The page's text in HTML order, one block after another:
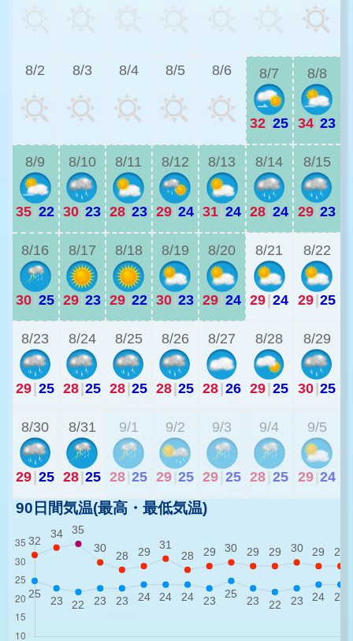
8/2 8/3 8/4 8/5 8/6 8/7
32|25
8/8
34|23
8/9
35|22
8/10
30|23
8/11
28|23
8/12
29|24
8/13
31|24
8/14
28|24
8/15
29|23
8/16
30|25
8/17
29|23
8/18
29|22
8/19
30|23
8/20
29|24
8/21
29|24
8/22
29|25
8/23
29|25
8/24
28|25
8/25
28|25
8/26
28|25
8/27
28|26
8/28
29|25
8/29
30|25
8/30
29|25
8/31
28|25
9/1
28 25
9/2
29 25
9/3
29 25
9/4
28 25
9/5
29 24
90日間気温(最高・最低気温)